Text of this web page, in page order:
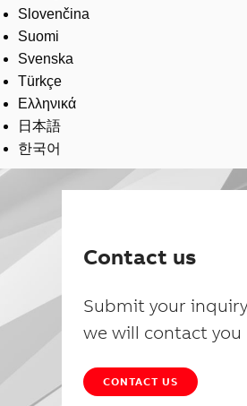
Slovenčina
Suomi
Svenska
Türkçe
Ελληνικά
日本語
한국어
Contact us
Submit your
we will contact you
CONTACT US